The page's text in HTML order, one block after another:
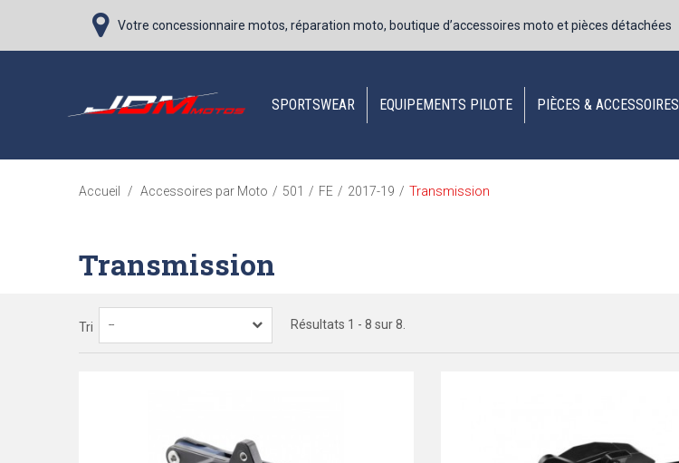
Votre concessionnaire motos, réparation moto, boutique d’accessoires moto et pièces détachées
SPORTSWEAR EQUIPEMENTS PILOTE PIÈCES & ACCESSOIRES
Accueil / Accessoires par Moto / 501 / FE / 2017-19 / Transmission
Transmission
Tri -- Résultats 1 - 8 sur 8.